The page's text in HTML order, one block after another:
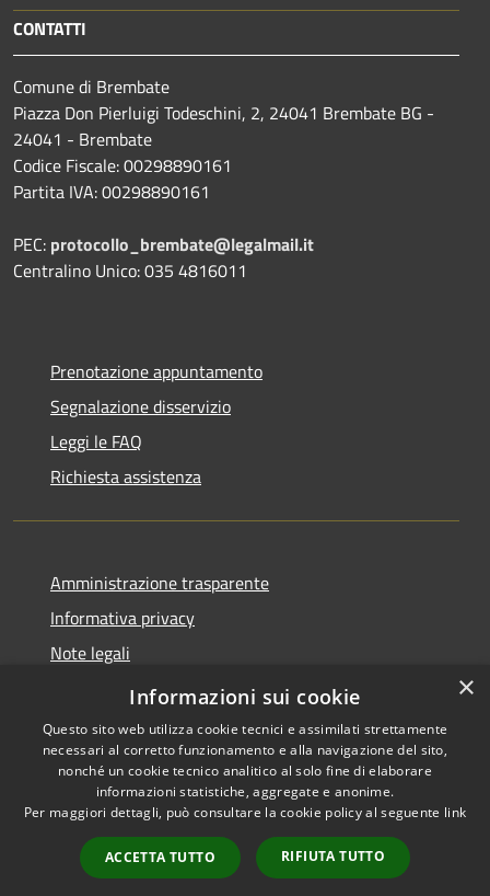
CONTATTI
Comune di Brembate
Piazza Don Pierluigi Todeschini, 2, 24041 Brembate BG -
24041 - Brembate
Codice Fiscale: 00298890161
Partita IVA: 00298890161
PEC: protocollo_brembate@legalmail.it
Centralino Unico: 035 4816011
Prenotazione appuntamento
Segnalazione disservizio
Leggi le FAQ
Richiesta assistenza
Amministrazione trasparente
Informativa privacy
Note legali
Dichiarazione di accessibilità
Accessibilità
Copyright © 2026 • Comune di
Brembate • Powered by
Municipium•
Accesso
redazione
×
Informazioni sui cookie
Questo sito web utilizza cookie tecnici e assimilati strettamente
necessari al corretto funzionamento e alla navigazione del sito,
nonché un cookie tecnico analitico al solo fine di elaborare
informazioni statistiche, aggregate e anonime.
Per maggiori dettagli, può consultare la cookie policy al seguente link
ACCETTA TUTTO RIFIUTA TUTTO